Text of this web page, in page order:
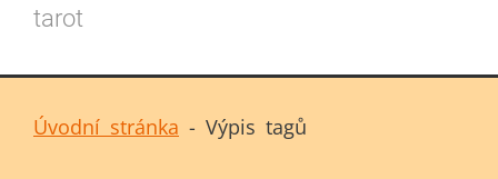
tarot
Úvodní stránka - Výpis tagů